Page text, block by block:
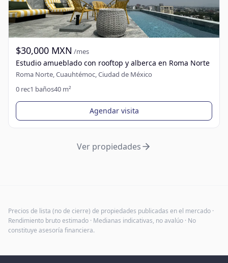
$30,000 MXN /mes
Estudio amueblado con rooftop y alberca en Roma Norte
Roma Norte, Cuauhtémoc, Ciudad de México
0 rec1 baños40 m²
Agendar visita
Ver propiedades
Precios de lista (no de cierre) de propiedades publicadas en el mercado ·
Rendimiento bruto estimado · Medianas indicativas, no avalúo · No
constituye asesoría financiera.